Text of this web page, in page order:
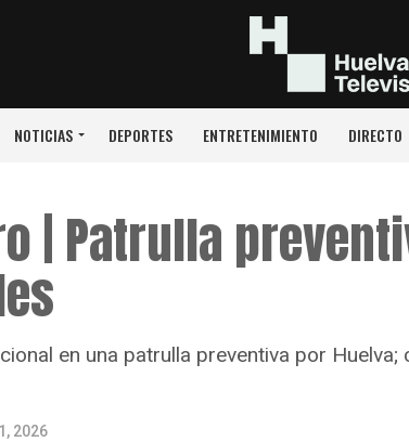
NOTICIAS DEPORTES ENTRETENIMIENTO DIRECTO
| Patrulla
en una patrulla preventiva por Huelva;
2026